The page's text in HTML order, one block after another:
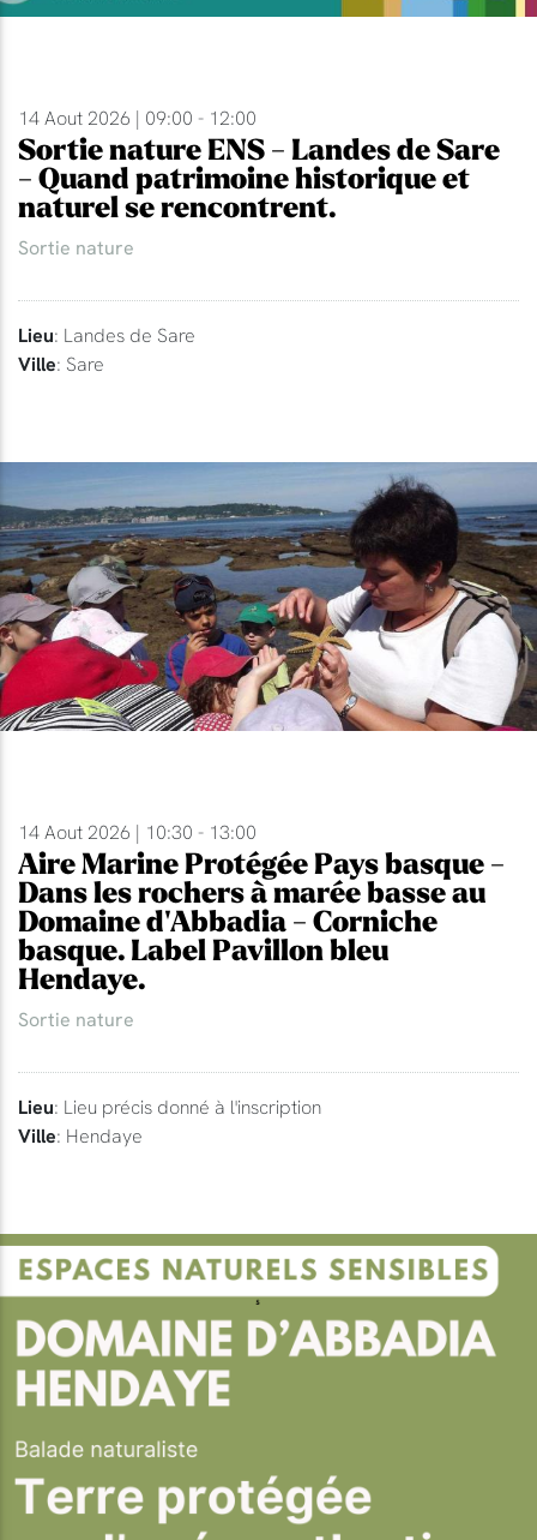
14 Aout 2026 | 09:00 - 12:00
Sortie nature ENS - Landes de Sare
- Quand patrimoine historique et
naturel se rencontrent.
Sortie nature
Lieu: Landes de Sare
Ville: Sare
14 Aout 2026 | 10:30 - 13:00
Aire Marine Protégée Pays basque -
Dans les rochers à marée basse au
Domaine d'Abbadia - Corniche
basque. Label Pavillon bleu
Hendaye.
Sortie nature
Lieu: Lieu précis donné à l'inscription
Ville: Hendaye